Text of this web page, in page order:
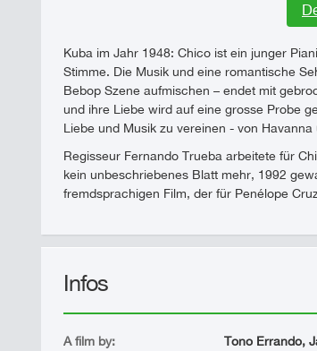
Kuba im Jahr 1948: Chico ist ein junger
Stimme. Die Musik und eine romantische
Bebop Szene aufmischen – endet mit
und ihre Liebe wird auf eine grosse Probe
Liebe und Musik zu vereinen - von
Regisseur Fernando Trueba arbeitete für
kein unbeschriebenes Blatt mehr, 1992
fremdsprachigen Film, der für Penélope
Infos
A film by:
Tono Errando,